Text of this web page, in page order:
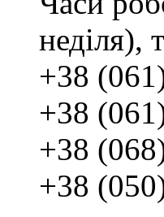
неділя),
+38
+38
+38
+38